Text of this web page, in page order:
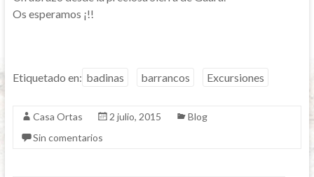
Os esperamos ¡!!
Etiquetado en: badinas barrancos Excursiones
Casa Ortas 2 julio, 2015
Blog
Sin comentarios